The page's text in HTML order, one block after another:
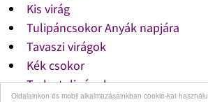
Oldalainkon és mobil alkalmazásainkban cookie-kat
Kis virág
Tulipáncsokor Anyák napjára
Tavaszi virágok
Kék csokor
Tarka tulipánok